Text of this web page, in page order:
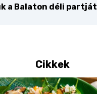
a Balaton déli partját
Cikkek